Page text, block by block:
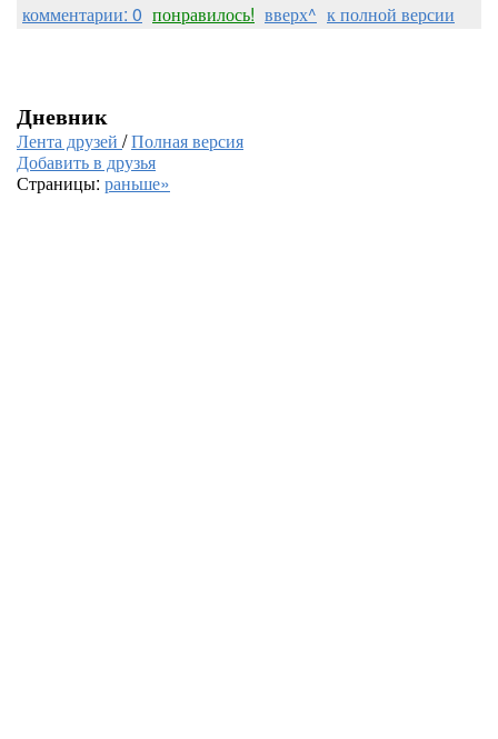
комментарии: 0 понравилось! вверх^ к полной версии
Дневник
Лента друзей /Полная версия
Добавить в друзья
Страницы: раньше»